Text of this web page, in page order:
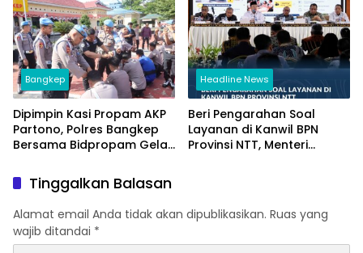
Bangkep
Dipimpin Kasi Propam AKP
Partono, Polres Bangkep
Bersama Bidpropam Gelar
Headline News
Beri Pengarahan Soal
Layanan di Kanwil BPN
Provinsi NTT, Menteri
Tinggalkan Balasan
Alamat email Anda tidak akan dipublikasikan. Ruas yang
wajib ditandai *